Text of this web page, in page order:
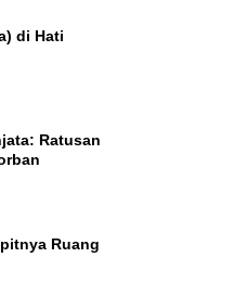
di Hati
Ratusan
Ruang